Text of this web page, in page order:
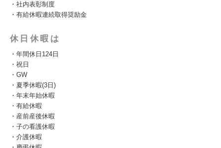
・社内表彰制度
・有給休暇連続取得奨励金
休日休暇は
・年間休日124日
・祝日
・GW
・夏季休暇(3日)
・年末年始休暇
・有給休暇
・産前産後休暇
・子の看護休暇
・介護休暇